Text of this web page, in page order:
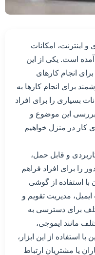
و اینترنت، امکانات
است. یکی از این
انجام کارهای
برای انجام کارها به
بسیاری را برای افراد
بررسی این موضوع و
کار در منزل خواهیم
و قابل حمل،
را برای افراد فراهم
با استفاده از گوشی
مدیریت تقویم و
برای دسترسی به
مانند ایموجی،
استفاده از این ابزار،
یا مشتریان ارتباط